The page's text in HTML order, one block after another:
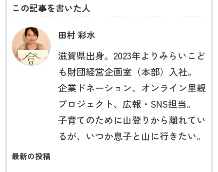
この記事を書いた人
田村 彩水
滋賀県出身。2023年よりみらいこど
も財団経営企画室（本部）入社。
企業ドネーション、オンライン里親
プロジェクト、広報・SNS担当。
子育てのために山登りから離れてい
るが、いつか息子と山に行きたい。
最新の投稿